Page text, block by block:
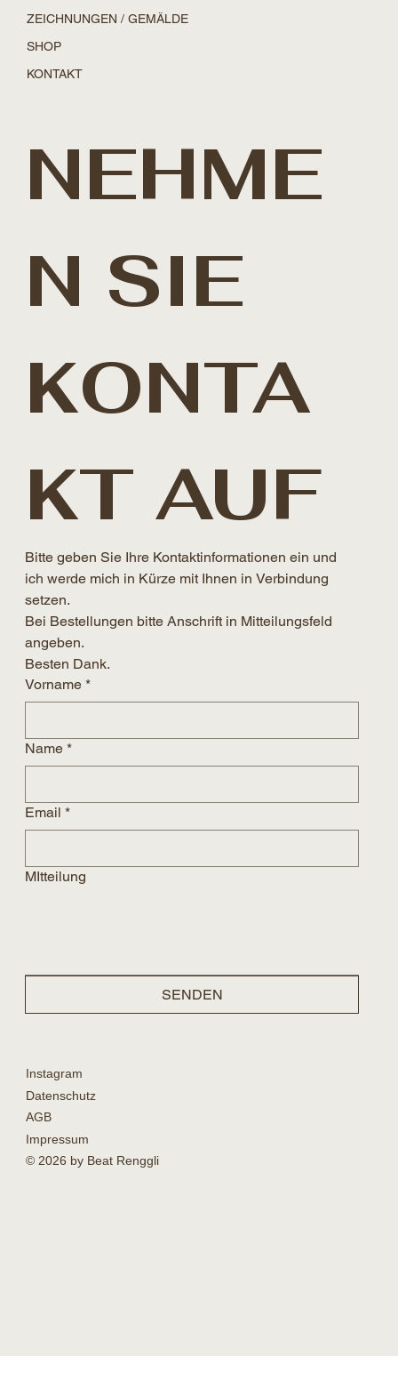
Instagram
Datenschutz
AGB
Impressum
© 2026 by Beat Renggli
NEHME
N SIE
KONTA
KT AUF
Bitte geben Sie Ihre Kontaktinformationen ein und
ich werde mich in Kürze mit Ihnen in Verbindung
Bei Bestellungen bitte Anschrift in Mitteilungsfeld
angeben.
Besten Dank.
Vorname *
Name *
Email *
MItteilung
SENDEN
ZEICHNUNGEN / GEMÄLDE
SHOP
KONTAKT